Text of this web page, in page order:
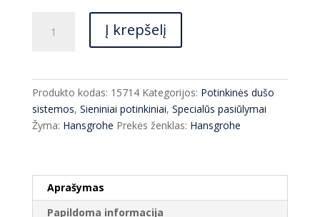
kiekis:
vonios/dušo
Hansgrohe
15714
Į krepšelį
Produkto kodas: 15714 Kategorijos: Potinkinės dušo
sistemos, Sieniniai potinkiniai, Specialūs pasiūlymai
Žyma: Hansgrohe Prekės ženklas: Hansgrohe
Aprašymas
Papildoma informacija